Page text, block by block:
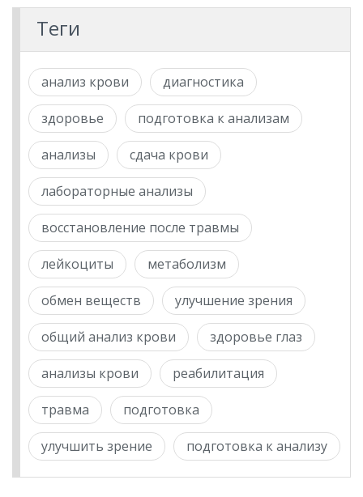
Теги
анализ крови диагностика
здоровье подготовка к анализам
анализы сдача крови
лабораторные анализы
восстановление после травмы
лейкоциты метаболизм
обмен веществ улучшение зрения
общий анализ крови здоровье глаз
анализы крови реабилитация
травма подготовка
улучшить зрение подготовка к анализу